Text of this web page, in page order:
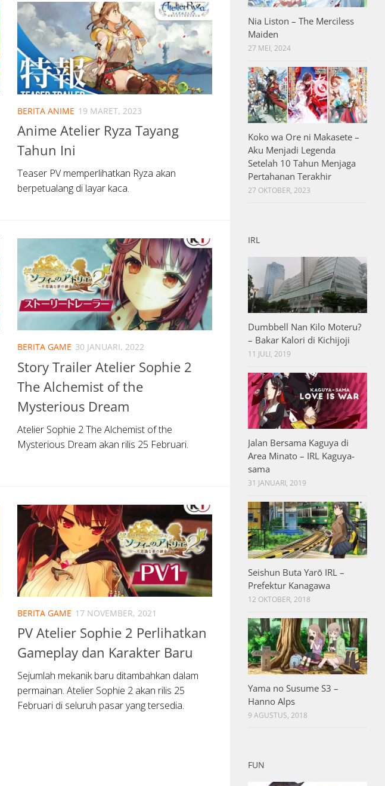
BERITA ANIME 19 MARET, 2023
Anime Atelier Ryza Tayang
Tahun Ini
Teaser PV memperlihatkan Ryza akan
berpetualang di layar kaca.
BERITA GAME 30 JANUARI, 2022
Story Trailer Atelier Sophie 2
The Alchemist of the
Mysterious Dream
Atelier Sophie 2 The Alchemist of the
Mysterious Dream akan rilis 25 Februari.
BERITA GAME 17 NOVEMBER, 2021
PV Atelier Sophie 2 Perlihatkan
Gameplay dan Karakter Baru
Sejumlah mekanik baru ditambahkan dalam
permainan. Atelier Sophie 2 akan rilis 25
Februari di seluruh pasar yang tersedia.
Nia Liston – The Merciless
Maiden
27 MEI, 2024
Koko wa Ore ni Makasete –
Aku Menjadi Legenda
Setelah 10 Tahun Menjaga
Pertahanan Terakhir
27 OKTOBER, 2023
IRL
Dumbbell Nan Kilo Moteru?
– Bakar Kalori di Kichijoji
11 JULI, 2019
Jalan Bersama Kaguya di
Area Minato – IRL Kaguya-
sama
31 JANUARI, 2019
Seishun Buta Yarō IRL –
Prefektur Kanagawa
12 OKTOBER, 2018
Yama no Susume S3 –
Hanno Alps
9 AGUSTUS, 2018
FUN